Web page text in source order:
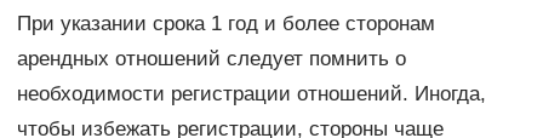
При указании срока 1 год и более сторонам
арендных отношений следует помнить о
необходимости регистрации отношений. Иногда,
чтобы избежать регистрации, стороны чаще